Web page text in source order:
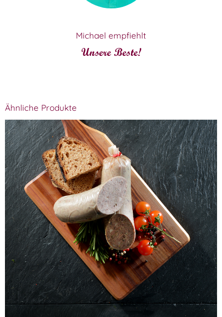
Michael empfiehlt
Unsere Beste!
Ähnliche Produkte
Laacher Bio Leberwurst, grob, klein
WISSEN wo`s herkommt!
3,60 €